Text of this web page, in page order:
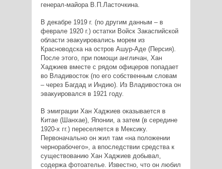
генерал-майора В.П.Ласточкина.
В декабре 1919 г. (по другим данным – в
феврале 1920 г.) остатки Войск Закаспийской
области эвакуировались морем из
Красноводска на остров Ашур-Аде (Персия).
После этого, при помощи англичан, Хан
Хаджиев вместе с рядом офицеров попадает
во Владивосток (по его собственным словам
– через Багдад и Индию). Из Владивостока он
эвакуировался в 1921 году.
В эмиграции Хан Хаджиев оказывается в
Китае (Шанхае), Японии, а затем (в середине
1920-х гг.) переселяется в Мексику.
Первоначально он жил там «на положении
чернорабочего», а впоследствии средства к
существованию Хан Хаджиев добывал,
содержа фотоателье. Известно, что он любил